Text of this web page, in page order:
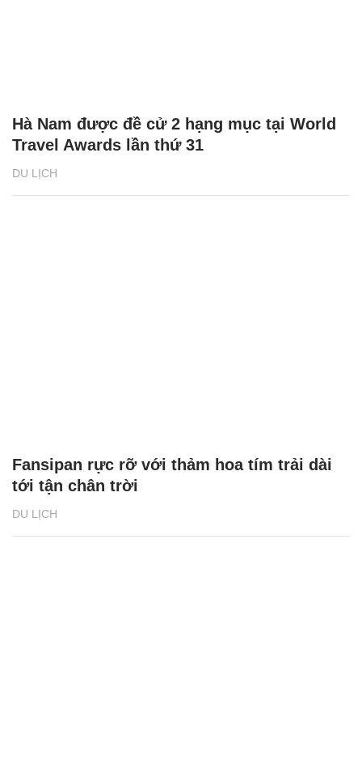
DU LỊCH
Hà Nam được đề cử 2 hạng mục tại World
Travel Awards lần thứ 31
DU LỊCH
Fansipan rực rỡ với thảm hoa tím trải dài
tới tận chân trời